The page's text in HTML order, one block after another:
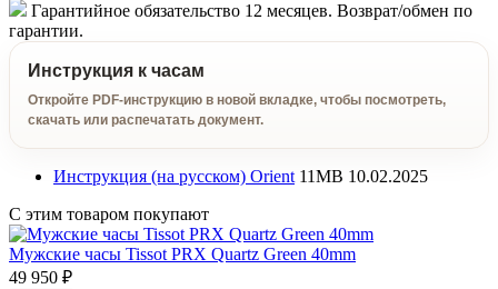
Гарантийное обязательство 12 месяцев. Возврат/обмен по
гарантии.
Инструкция к часам
Откройте PDF-инструкцию в новой вкладке, чтобы посмотреть,
скачать или распечатать документ.
Инструкция (на русском) Orient 11MB 10.02.2025
С этим товаром покупают
Мужские часы Tissot PRX Quartz Green 40mm
49 950 ₽